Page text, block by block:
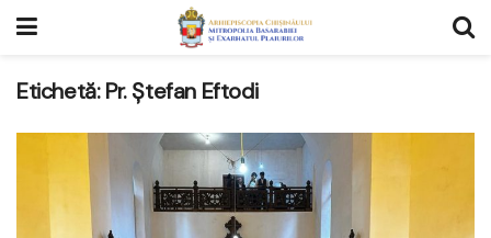
Etichetă:Pr. Ștefan Eftodi